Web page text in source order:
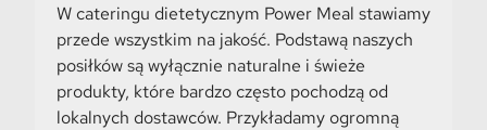
W cateringu dietetycznym Power Meal stawiamy
przede wszystkim na jakość. Podstawą naszych
posiłków są wyłącznie naturalne i świeże
produkty, które bardzo często pochodzą od
lokalnych dostawców. Przykładamy ogromną